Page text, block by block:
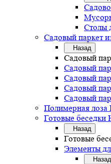
Столы
Садовый паркет
Назад
Садовый
Садовый
Садовый
Садовый
Садовый
Полимерная
Готовые беседки
Назад
Готовые
Элементы
Назад